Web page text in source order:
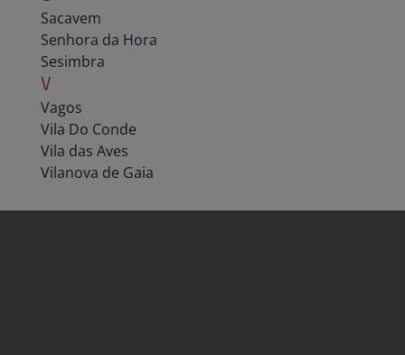
Sacavem
Senhora da Hora
Sesimbra
V
Vagos
Vila Do Conde
Vila das Aves
Vilanova de Gaia